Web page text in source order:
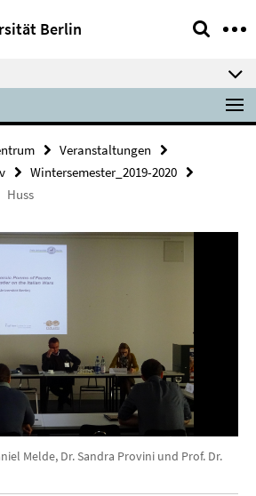
Berlin
Veranstaltungen
Wintersemester_2019-2020
Huss
Melde, Dr. Sandra Provini und Prof. Dr.